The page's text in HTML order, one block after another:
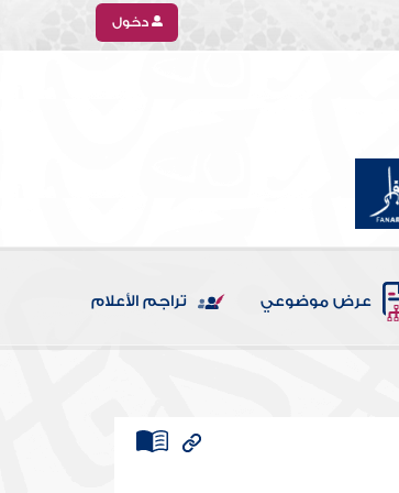
دخول
عرض موضوعي تراجم الأعلام